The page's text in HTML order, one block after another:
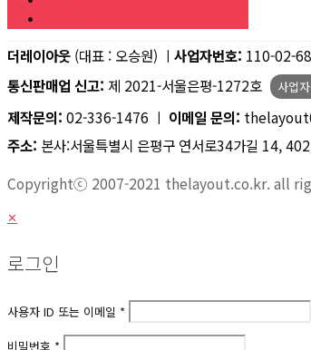
더레이아웃 (대표 : 오승원) ㅣ 사업자번호: 110-02-
통신판매업 신고: 제 2021-서울은평-1272호 사업
제작문의: 02-336-1476 ㅣ 이메일 문의:
주소: 본사:서울특별시 은평구 연서로34가길 14,
Copyrightⓒ 2007-2021 thelayout.co.kr. all
✕
로그인
사용자 ID 또는 이메일 *
비밀번호 *